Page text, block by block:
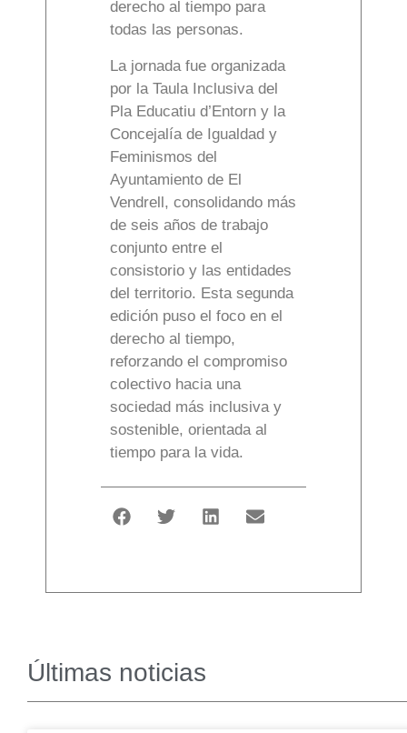
derecho al tiempo para
todas las personas.
La jornada fue organizada
por la Taula Inclusiva del
Pla Educatiu d’Entorn y la
Concejalía de Igualdad y
Feminismos del
Ayuntamiento de El
Vendrell, consolidando más
de seis años de trabajo
conjunto entre el
consistorio y las entidades
del territorio. Esta segunda
edición puso el foco en el
derecho al tiempo,
reforzando el compromiso
colectivo hacia una
sociedad más inclusiva y
sostenible, orientada al
tiempo para la vida.
Últimas noticias